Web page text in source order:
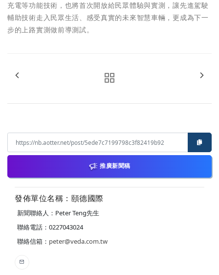
充電等功能技術，也將首次開放給民眾體驗與實測，讓先進駕駛
輔助技術走入民眾生活、感受真實的未來智慧車輛，更成為下一
步的上路實測做前導測試。
推廣新聞稿
發佈單位名稱：頤德國際
新聞聯絡人：Peter Teng先生
聯絡電話：0227043024
聯絡信箱： peter@veda.com.tw